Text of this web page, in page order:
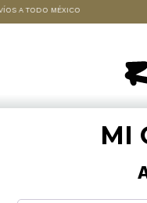
A TODO MÉXICO
MI